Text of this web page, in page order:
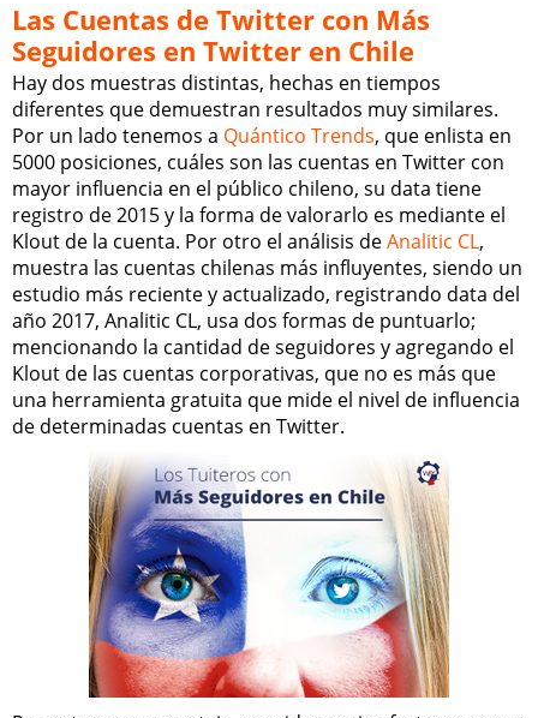
Las Cuentas de Twitter con Más
Seguidores en Twitter en Chile
Hay dos muestras distintas, hechas en tiempos
diferentes que demuestran resultados muy similares.
Por un lado tenemos a Quántico Trends, que enlista en
5000 posiciones, cuáles son las cuentas en Twitter con
mayor influencia en el público chileno, su data tiene
registro de 2015 y la forma de valorarlo es mediante el
Klout de la cuenta. Por otro el análisis deAnalitic CL,
muestra las cuentas chilenas más influyentes, siendo un
estudio más reciente y actualizado, registrando data del
año 2017, Analitic CL, usa dos formas de puntuarlo;
mencionando la cantidad de seguidores y agregando el
Klout de las cuentas corporativas, que no es más que
una herramienta gratuita que mide el nivel de influencia
de determinadas cuentas en Twitter.